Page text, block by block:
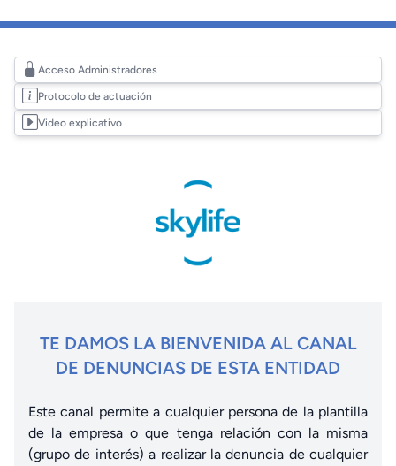
Acceso Administradores
Protocolo de actuación
Video explicativo
TE DAMOS LA BIENVENIDA AL CANAL
DE DENUNCIAS DE ESTA ENTIDAD
Este canal permite a cualquier persona de la plantilla
de la empresa o que tenga relación con la misma
(grupo de interés) a realizar la denuncia de cualquier